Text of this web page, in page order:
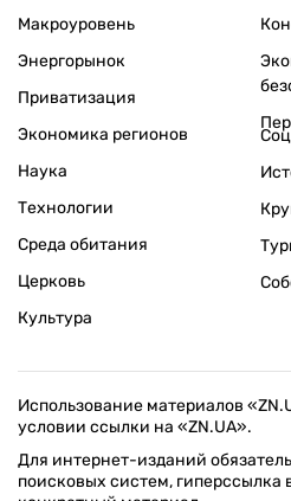
Макроуровень
Энергорынок
Приватизация
Экономика регионов
Наука
Технологии
Среда обитания
Церковь
Культура
Использование материалов
условии ссылки на «ZN.UA».
Для интернет-изданий
поисковых систем, гиперссылка